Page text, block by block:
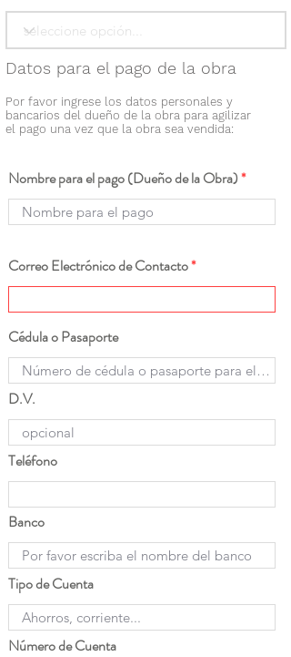
Datos para el pago de la obra
Por favor ingrese los datos personales y
bancarios del dueño de la obra para agilizar
el pago una vez que la obra sea vendida:
Nombre para el pago (Dueño de la Obra)
Correo Electrónico de Contacto
Cédula o Pasaporte
D.V.
Teléfono
Banco
Tipo de Cuenta
Número de Cuenta